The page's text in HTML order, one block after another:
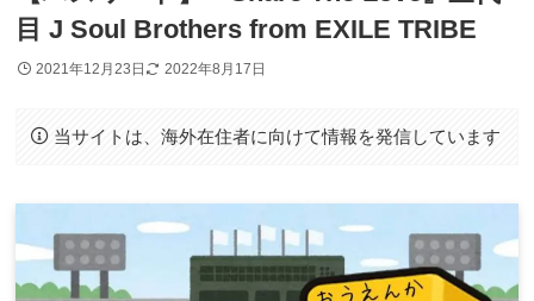
目 J Soul Brothers from EXILE TRIBE
2021年12月23日 2022年8月17日
当サイトは、海外在住者に向けて情報を発信しています